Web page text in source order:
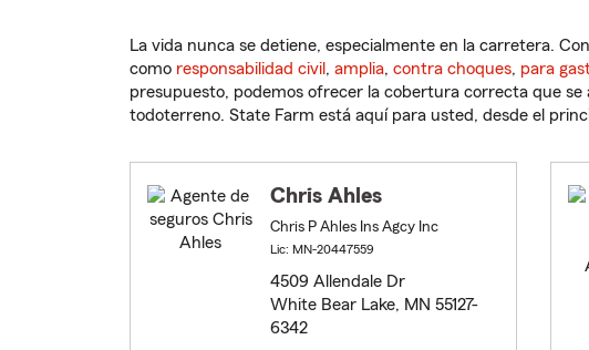
La vida nunca se detiene, especialmente en la carretera. Con
como responsabilidad civil , amplia, contra choques, para
presupuesto, podemos ofrecer la cobertura correcta que
todoterreno. State Farm está aquí para usted, desde el
Chris Ahles
Chris P Ahles Ins Agcy Inc
Lic: MN-20447559
4509 Allendale Dr
White Bear Lake, MN 55127-
6342